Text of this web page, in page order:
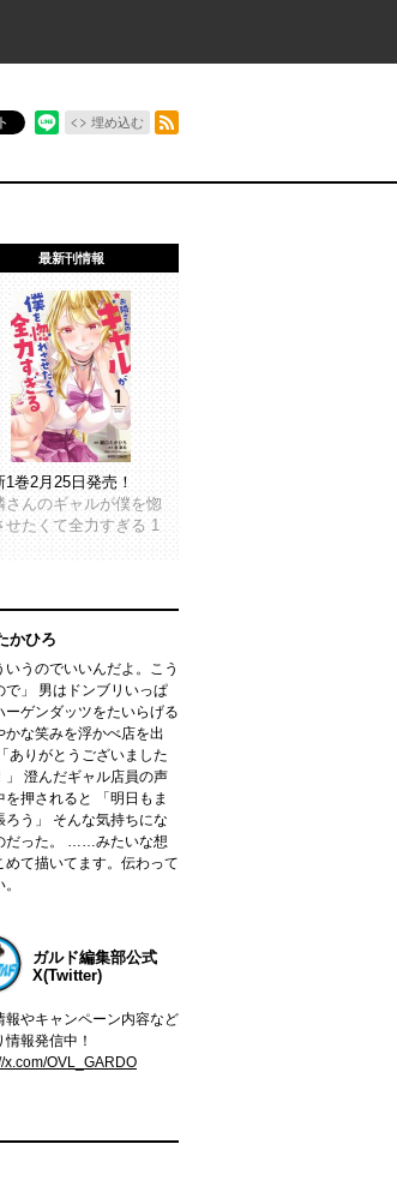
埋め込む
最新刊情報
1巻2月25日発売！
さんのギャルが僕を惚
せたくて全力すぎる 1
かひろ
いうのでいいんだよ。こう
で」 男はドンブリいっぱ
ーゲンダッツをたいらげる
かな笑みを浮かべ店を出
ありがとうございました
」 澄んだギャル店員の声
を押されると 「明日もま
ろう」 そんな気持ちにな
だった。 ……みたいな想
めて描いてます。伝わって
ガルド編集部公式
X(Twitter)
報やキャンペーン内容など
情報発信中！
x.com/OVL_GARDO